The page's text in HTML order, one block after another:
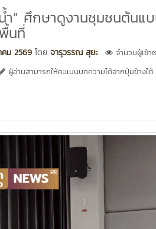
ำ” ศึกษาดูงานชุมชนต้นแ
นที่
ม 2569 โดย จารุวรรณ สุยะ
จำนวนผู้เข้
ผู้อ่านสามารถให้คะแนนบทความได้จากปุ่มข้างใต้